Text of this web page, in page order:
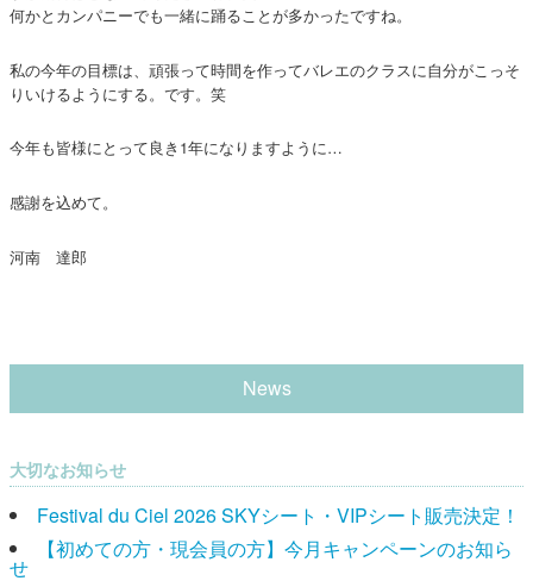
何かとカンパニーでも一緒に踊ることが多かったですね。
私の今年の目標は、頑張って時間を作ってバレエのクラスに自分がこっそ
りいけるようにする。です。笑
今年も皆様にとって良き1年になりますように…
感謝を込めて。
河南 達郎
News
大切なお知らせ
Festival du Ciel 2026 SKYシート・VIPシート販売決定！
【初めての方・現会員の方】今月キャンペーンのお知ら
せ